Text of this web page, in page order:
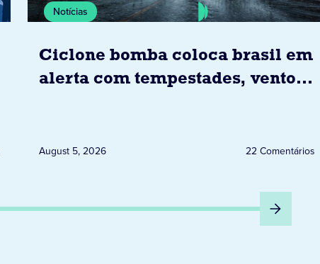
Notícias
Ciclone bomba coloca brasil em
alerta com tempestades, ventos
August 5, 2026 22 Comentários